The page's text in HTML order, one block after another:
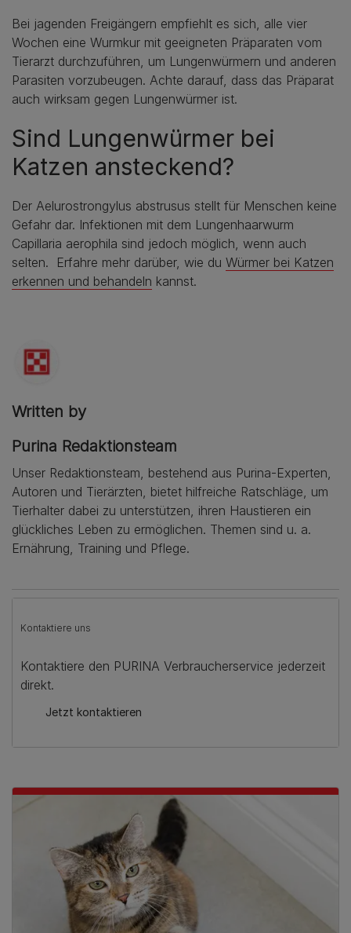
Bei jagenden Freigängern empfiehlt es sich, alle vier
Wochen eine Wurmkur mit geeigneten Präparaten vom
Tierarzt durchzuführen, um Lungenwürmern und anderen
Parasiten vorzubeugen. Achte darauf, dass das Präparat
auch wirksam gegen Lungenwürmer ist.
Sind Lungenwürmer bei
Katzen ansteckend?
Der Aelurostrongylus abstrusus stellt für Menschen keine
Gefahr dar. Infektionen mit dem Lungenhaarwurm
Capillaria aerophila sind jedoch möglich, wenn auch
selten. Erfahre mehr darüber, wie du Würmer bei Katzen
erkennen und behandeln kannst.
Written by
Purina Redaktionsteam
Unser Redaktionsteam, bestehend aus Purina-Experten,
Autoren und Tierärzten, bietet hilfreiche Ratschläge, um
Tierhalter dabei zu unterstützen, ihren Haustieren ein
glückliches Leben zu ermöglichen. Themen sind u. a.
Ernährung, Training und Pflege.
Kontaktiere uns
Kontaktiere den PURINA Verbraucherservice jederzeit
direkt.
Jetzt kontaktieren